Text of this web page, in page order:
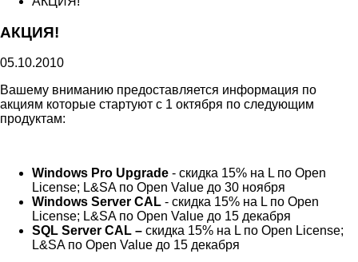
АКЦИЯ!
05.10.2010
Вашему вниманию предоставляется информация по
акциям которые стартуют с 1 октября по следующим
продуктам:
Windows Pro Upgrade - скидка 15% на L по Open
License; L&SA по Open Value до 30 ноября
Windows Server CAL - скидка 15% на L по Open
License; L&SA по Open Value до 15 декабря
SQL Server CAL – скидка 15% на L по Open License;
L&SA по Open Value до 15 декабря